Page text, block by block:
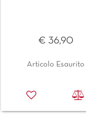
€ 36,90
Articolo Esaurito